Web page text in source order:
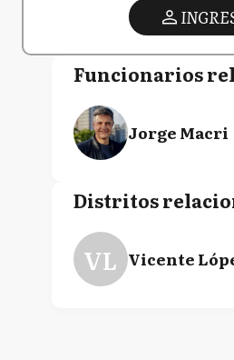
Funcionarios
Jorge Macri
Distritos
VL Vicente